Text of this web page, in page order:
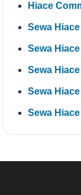
Hiace
Sewa
Sewa
Sewa
Sewa
Sewa